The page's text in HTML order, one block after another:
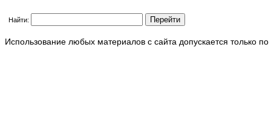
Найти:
Использование любых материалов с сайта допускается только